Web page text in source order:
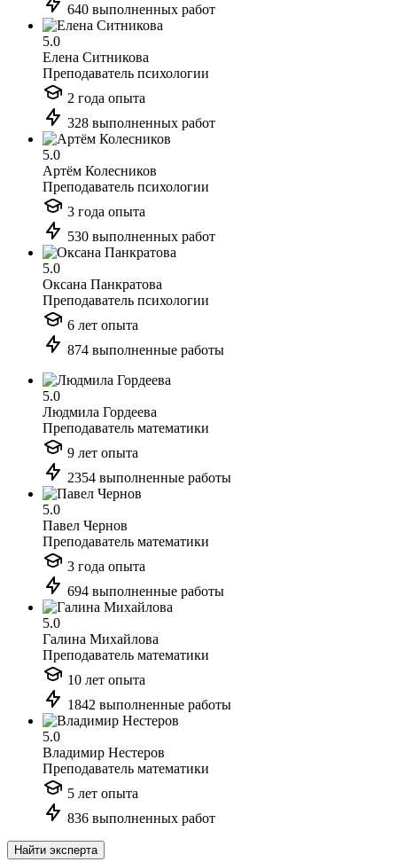
640 выполненных работ
5.0
Елена Ситникова
Преподаватель психологии
2 года опыта
328 выполненных работ
5.0
Артём Колесников
Преподаватель психологии
3 года опыта
530 выполненных работ
5.0
Оксана Панкратова
Преподаватель психологии
6 лет опыта
874 выполненные работы
5.0
Людмила Гордеева
Преподаватель математики
9 лет опыта
2354 выполненные работы
5.0
Павел Чернов
Преподаватель математики
3 года опыта
694 выполненные работы
5.0
Галина Михайлова
Преподаватель математики
10 лет опыта
1842 выполненные работы
5.0
Владимир Нестеров
Преподаватель математики
5 лет опыта
836 выполненных работ
Найти эксперта